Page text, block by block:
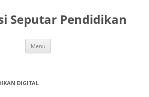
Seputar Pendidikan
Menu
DIGITAL